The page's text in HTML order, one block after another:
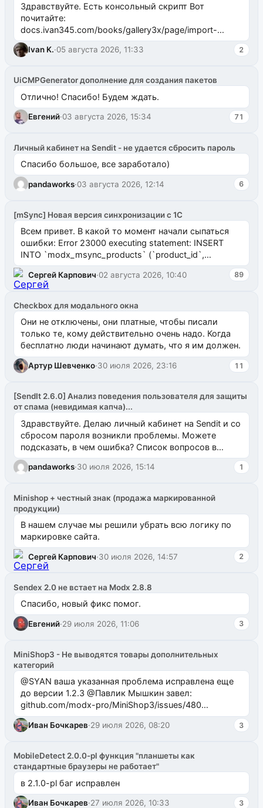
Здравствуйте. Есть консольный скрипт Вот
почитайте:
docs.ivan345.com/books/gallery3x/page/import-
ms2galleryphp
Ivan K.·05 августа 2026, 11:33 2
UiCMPGenerator дополнение для создания пакетов
Отлично! Спасибо! Будем ждать.
Евгений·03 августа 2026, 15:34 71
Личный кабинет на Sendit - не удается сбросить пароль
Спасибо большое, все заработало)
pandaworks·03 августа 2026, 12:14 6
[mSync] Новая версия синхронизации с 1С
Всем привет. В какой то момент начали сыпаться
ошибки: Error 23000 executing statement: INSERT
INTO `modx_msync_products` (`product_id`,
`uuid_1c`) VALUES ...
Сергей Карпович·02 августа 2026, 10:40 89
Checkbox для модального окна
Они не отключены, они платные, чтобы писали
только те, кому действительно очень надо. Когда
бесплатно люди начинают думать, что я им должен.
Артур Шевченко·30 июля 2026, 23:16 11
[SendIt 2.6.0] Анализ поведения пользователя для защиты
от спама (невидимая капча)...
Здравствуйте. Делаю личный кабинет на Sendit и со
сбросом пароля возникли проблемы. Можете
подсказать, в чем ошибка? Список вопросов в
одноименном разделе на modx.pro пока пуст, и,...
pandaworks·30 июля 2026, 15:14 1
Minishop + честный знак (продажа маркированной
продукции)
В нашем случае мы решили убрать всю логику по
маркировке сайта.
Сергей Карпович·30 июля 2026, 14:57 2
Sendex 2.0 не встает на Modx 2.8.8
Спасибо, новый фикс помог.
Евгений·29 июля 2026, 11:06 3
MiniShop3 - Не выводятся товары дополнительных
категорий
@SYAN ваша указанная проблема исправлена еще
до версии 1.2.3 @Павлик Мышкин завел:
github.com/modx-pro/MiniShop3/issues/480
github.com/modx-pro/MiniShop3/issues/481Исправим
в б...
Иван Бочкарев·29 июля 2026, 08:20 3
MobileDetect 2.0.0-pl функция "планшеты как
стандартные браузеры не работает"
в 2.1.0-pl баг исправлен
Иван Бочкарев·27 июля 2026, 10:33 3